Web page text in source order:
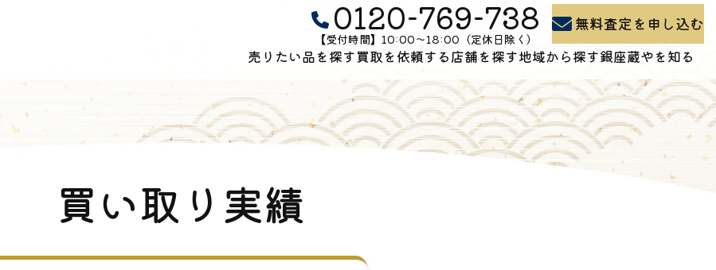
0120-769-738
【受付時間】10:00〜18:00（定休日除く）
無料査定を申し込む
売りたい品を探す買取を依頼する
買取の流れ
出張買取
店舗を探す地域から探す
石川県の買取
富山県の買取
新潟県の買取
銀座蔵やを知る
よくある質問
買取コラム
会社概要
買い取り実績